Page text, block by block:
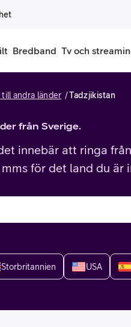
Bredband Tv och
till andra länder Tadzjikistan
från Sverige.
innebär att ringa
för det land du är
Storbritannien USA